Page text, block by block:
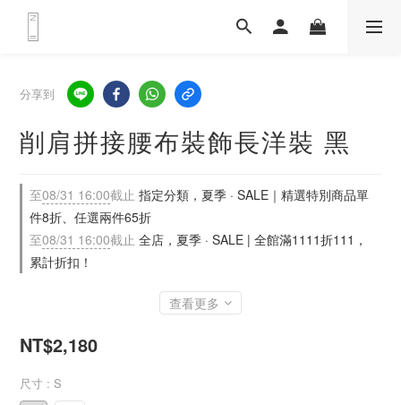
分享到
削肩拼接腰布裝飾長洋裝 黑
至08/31 16:00截止 指定分類，夏季 · SALE｜精選特別商品單
件8折、任選兩件65折
至08/31 16:00截止 全店，夏季 · SALE | 全館滿1111折111，
累計折扣！
查看更多
NT$2,180
尺寸 : S